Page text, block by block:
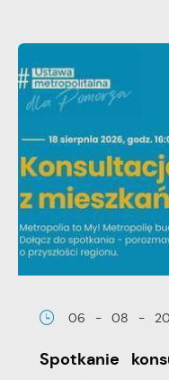
06 - 08 -
Spotkanie